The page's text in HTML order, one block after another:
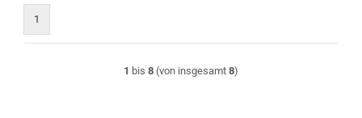
1
1 bis 8 (von insgesamt 8)